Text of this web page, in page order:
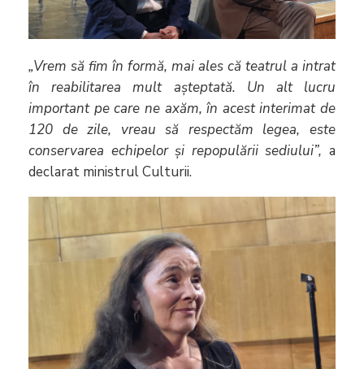
„Vrem să fim în formă, mai ales că teatrul a intrat
în reabilitarea mult așteptată. Un alt lucru
important pe care ne axăm, în acest interimat de
120 de zile, vreau să respectăm legea, este
conservarea echipelor și repopulării sediului”, a
declarat ministrul Culturii.